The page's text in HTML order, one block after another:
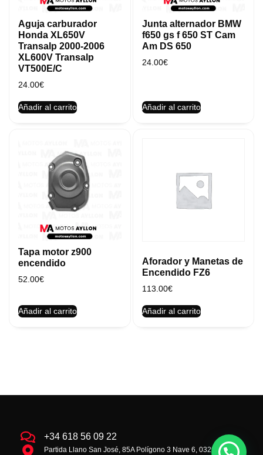
Aguja carburador
Honda XL650V
Transalp 2000-2006
XL600V Transalp
VT500E/C
24.00€
Añadir al carrito
Junta alternador BMW
f650 gs f 650 ST Cam
Am DS 650
24.00€
Añadir al carrito
Tapa motor z900
encendido
52.00€
Añadir al carrito
Aforador y Manetas de
Encendido FZ6
113.00€
Añadir al carrito
+34 618 56 09 22
Partida Llano San José, 85A Polígono 3 Nave 6, 03293 la